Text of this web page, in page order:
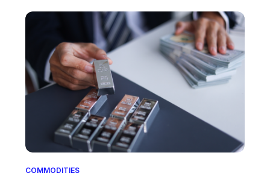
COMMODITIES